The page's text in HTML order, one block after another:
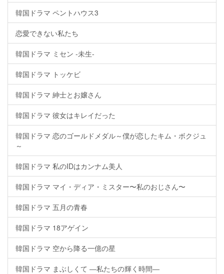
韓国ドラマ ペントハウス3
恋愛できない私たち
韓国ドラマ ミセン -未生-
韓国ドラマ トッケビ
韓国ドラマ 紳士とお嬢さん
韓国ドラマ 彼女はキレイだった
韓国ドラマ 恋のゴールドメダル～僕が恋したキム・ボクジュ
～
韓国ドラマ 私のIDはカンナム美人
韓国ドラマ マイ・ディア・ミスター〜私のおじさん〜
韓国ドラマ 五月の青春
韓国ドラマ 18アゲイン
韓国ドラマ 空から降る一億の星
韓国ドラマ まぶしくて ―私たちの輝く時間―